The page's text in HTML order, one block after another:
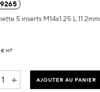
5 inserts M14x1.25 L.11.2mm
€ HT
+ AJOUTER AU PANIER